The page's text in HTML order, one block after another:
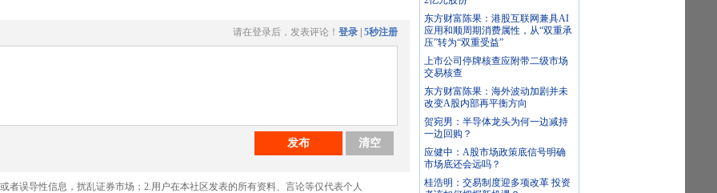
请在登录后，发表评论！ 登录 5秒注册
发布 清空
者误导性信息，扰乱证券市场；2.用户在本社区发表的所有资料、言论等仅代表个人
东方财富陈果：港股互联网兼具AI
应用和顺周期消费属性，从“双重承
压”转为“双重受益”
上市公司停牌核查应附带二级市场
交易核查
东方财富陈果：海外波动加剧并未
改变A股内部再平衡方向
贺宛男：半导体龙头为何一边减持
一边回购？
应健中：A股市场政策底信号明确
市场底还会远吗？
桂浩明：交易制度迎多项改革 投资